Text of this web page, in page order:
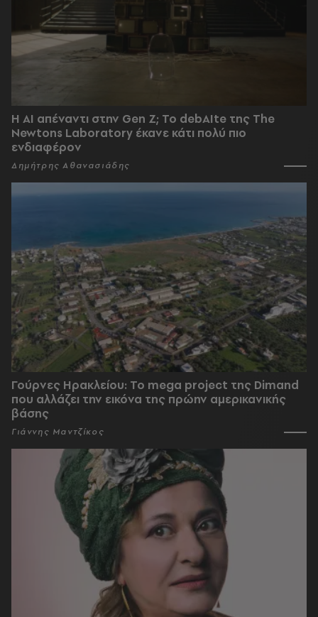
Η AI απέναντι στην Gen Z; Το debAIte της The
Newtons Laboratory έκανε κάτι πολύ πιο
ενδιαφέρον
Δημήτρης Αθανασιάδης
Γούρνες Ηρακλείου: To mega project της Dimand
που αλλάζει την εικόνα της πρώην αμερικανικής
βάσης
Γιάννης Μαντζίκος